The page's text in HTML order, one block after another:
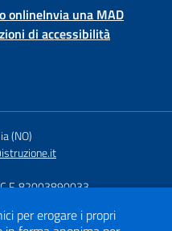
onlineInvia una MAD
di accessibilità
(NO)
82003890033
per erogare i propri